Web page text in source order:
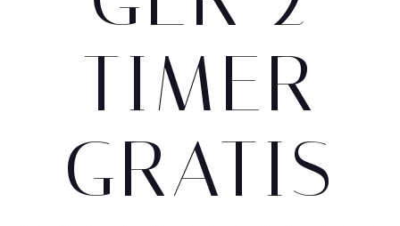
TIMER
GRATIS